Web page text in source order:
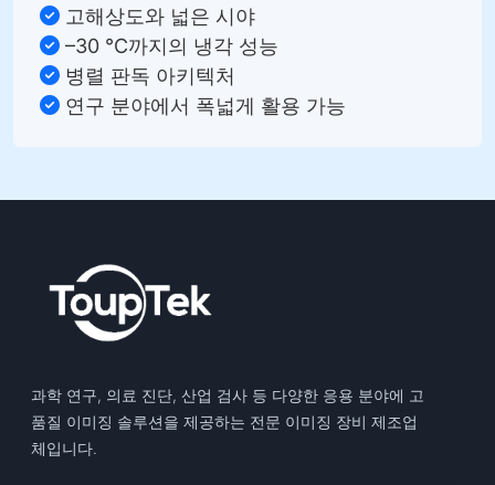
고해상도와 넓은 시야
–30 °C까지의 냉각 성능
병렬 판독 아키텍처
연구 분야에서 폭넓게 활용 가능
과학 연구, 의료 진단, 산업 검사 등 다양한 응용 분야에 고
품질 이미징 솔루션을 제공하는 전문 이미징 장비 제조업
체입니다.